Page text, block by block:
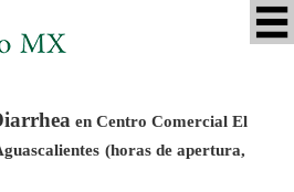
en Centro Comercial El
(horas de apertura,